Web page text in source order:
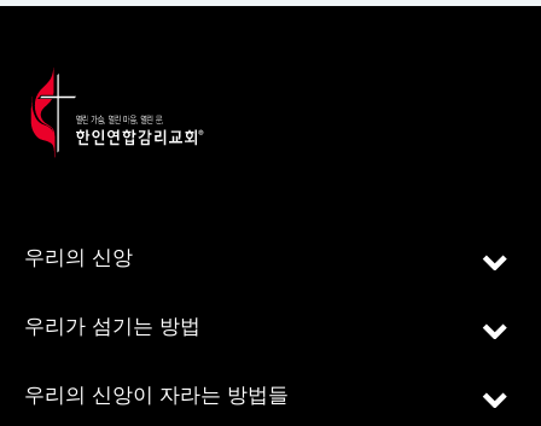
우리의 신앙
우리가 섬기는 방법
우리의 신앙이 자라는 방법들